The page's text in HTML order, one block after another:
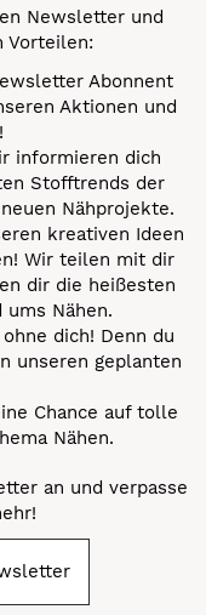
Newsletter und
Vorteilen:
Abonnent
Aktionen und
informieren dich
Stofftrends der
Nähprojekte.
kreativen Ideen
Wir teilen mit dir
dir die heißesten
ums Nähen.
dich! Denn du
unseren geplanten
Chance auf tolle
Nähen.
an und verpasse